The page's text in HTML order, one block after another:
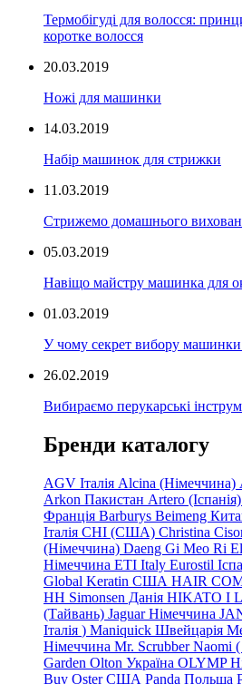
Термобігуді для волосся:
коротке волосся
20.03.2019
Ножі для машинки
14.03.2019
Набір машинок для стрижки
11.03.2019
Стрижемо домашнього
05.03.2019
Навіщо майстру машинка для
01.03.2019
У чому секрет вибору
26.02.2019
Вибираємо перукарські
Бренди каталогу
AGV Італія Alcina (Німеччина)
Arkon Пакистан Artero (Іспанія)
Франція Barburys Beimeng
Італія CHI (США) Christina
(Німеччина) Daeng Gi Meo Ri
Німеччина ETI Italy Eurostil
Global Keratin США HAIR
HH Simonsen Данія HIKATO I
(Тайвань) Jaguar Німеччина
Італія ) Maniquick Швейцарія
Німеччина Mr. Scrubber Naomi (
Garden Olton Україна OLYMP
Buy Oster США Panda Польща